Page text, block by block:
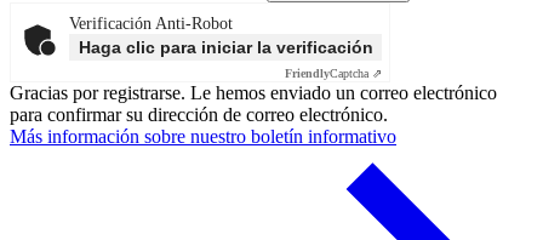
Verificación Anti-Robot
Haga clic para iniciar la verificación
FriendlyCaptcha ⇗
Gracias por registrarse. Le hemos enviado un correo electrónico
para confirmar su dirección de correo electrónico.
Más información sobre nuestro boletín informativo